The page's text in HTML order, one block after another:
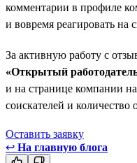
комментарии в профиле
и вовремя реагировать на
За активную работу с
«Открытый
и на странице компании
соискателей и количество
Оставить заявку
↩ На главную блога